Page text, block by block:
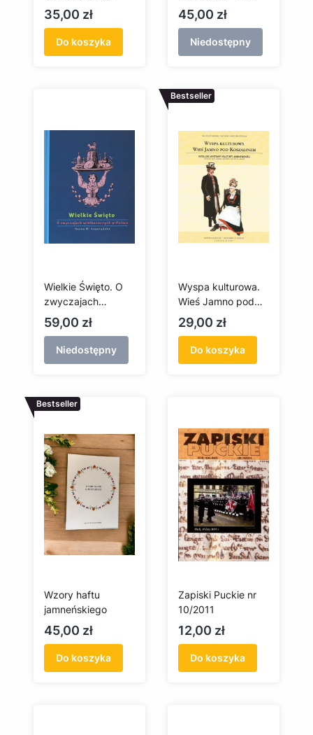
Cena
35,00 zł
Do koszyka
tożsamości
regionalnej
Kociewia
Cena
45,00 zł
Niedostępny
Wielkie Święto. O
zwyczajach
wielkanocnych w
Polsce
Cena
59,00 zł
Niedostępny
Bestseller
Wyspa kulturowa.
Wieś Jamno pod
Koszalinem
Cena
29,00 zł
Do koszyka
Bestseller
Wzory haftu
jamneńskiego
Cena
45,00 zł
Do koszyka
Zapiski Puckie nr
10/2011
Cena
12,00 zł
Do koszyka